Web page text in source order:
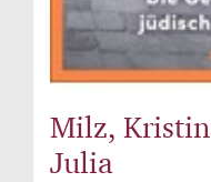
Milz,
Julia